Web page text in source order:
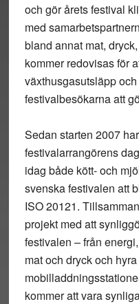
och gör årets festival
med
bland annat mat,
kommer redovisas för
växthusgasutsläpp
festivalbesökarna att
Sedan starten 2007
festivalarrangörens
idag både kött- och
svenska festivalen att
ISO 20121.
projekt med att
festivalen – från
mat och dryck och
kommer att vara